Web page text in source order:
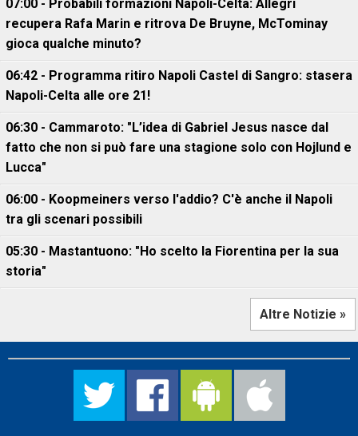
07:00 - Probabili formazioni Napoli-Celta: Allegri
recupera Rafa Marin e ritrova De Bruyne, McTominay
gioca qualche minuto?
06:42 - Programma ritiro Napoli Castel di Sangro: stasera
Napoli-Celta alle ore 21!
06:30 - Cammaroto: "L’idea di Gabriel Jesus nasce dal
fatto che non si può fare una stagione solo con Hojlund e
Lucca"
06:00 - Koopmeiners verso l'addio? C'è anche il Napoli
tra gli scenari possibili
05:30 - Mastantuono: "Ho scelto la Fiorentina per la sua
storia"
Altre Notizie »